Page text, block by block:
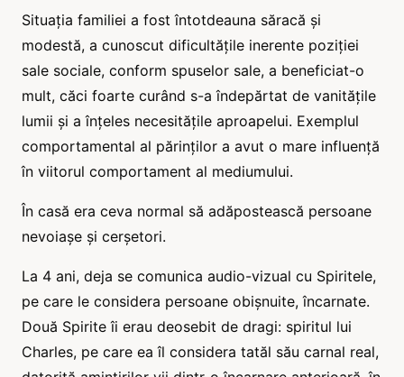
Situația familiei a fost întotdeauna săracă și
modestă, a cunoscut dificultățile inerente poziției
sale sociale, conform spuselor sale, a beneficiat-o
mult, căci foarte curând s-a îndepărtat de vanitățile
lumii și a înțeles necesitățile aproapelui. Exemplul
comportamental al părinților a avut o mare influență
în viitorul comportament al mediumului.
În casă era ceva normal să adăpostească persoane
nevoiașe și cerșetori.
La 4 ani, deja se comunica audio-vizual cu Spiritele,
pe care le considera persoane obișnuite, încarnate.
Două Spirite îi erau deosebit de dragi: spiritul lui
Charles, pe care ea îl considera tatăl său carnal real,